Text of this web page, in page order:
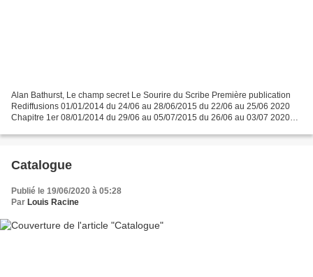
Alan Bathurst, Le champ secret Le Sourire du Scribe Première publication
Rediffusions 01/01/2014 du 24/06 au 28/06/2015 du 22/06 au 25/06 2020
Chapitre 1er 08/01/2014 du 29/06 au 05/07/2015 du 26/06 au 03/07 2020
Catalogue
Publié le 19/06/2020 à 05:28
Par Louis Racine